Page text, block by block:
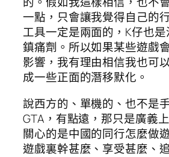
一點，只會讓我覺得自己的
工具一定是兩面的，K仔也
鎮痛劑。所以如果某些遊戲
影響，我有理由相信我也可
成一些正面的潛移默化。
說西方的、單機的、也不是
GTA，有點遠，那只是廣義
關心的是中國的同行怎麼做
遊戲裏幹甚麼、享受甚麼、